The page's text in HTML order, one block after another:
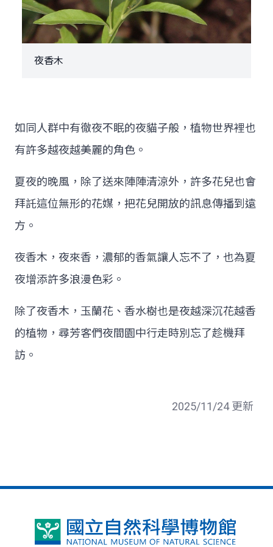
夜香木
如同人群中有徹夜不眠的夜貓子般，植物世界裡也
有許多越夜越美麗的角色。
夏夜的晚風，除了送來陣陣清涼外，許多花兒也會
拜託這位無形的花媒，把花兒開放的訊息傳播到遠
方。
夜香木，夜來香，濃郁的香氣讓人忘不了，也為夏
夜增添許多浪漫色彩。
除了夜香木，玉蘭花、香水樹也是夜越深沉花越香
的植物，尋芳客們夜間園中行走時別忘了趁機拜
訪。
2025/11/24 更新
國